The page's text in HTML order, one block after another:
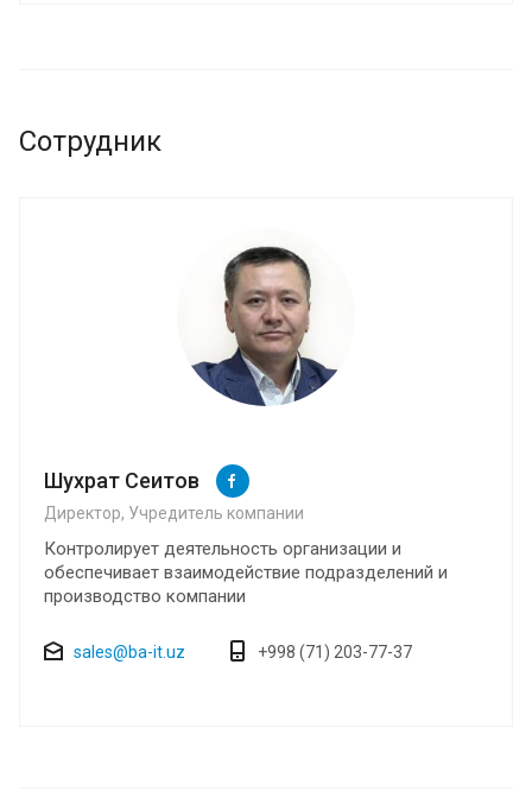
автоматизации корпоративных
Узнать больше
Сотрудник
Шухрат Сеитов
Директор, Учредитель компании
Контролирует деятельность организации и
обеспечивает взаимодействие подразделений и
производство компании
sales@ba-it.uz +998 (71) 203-77-37